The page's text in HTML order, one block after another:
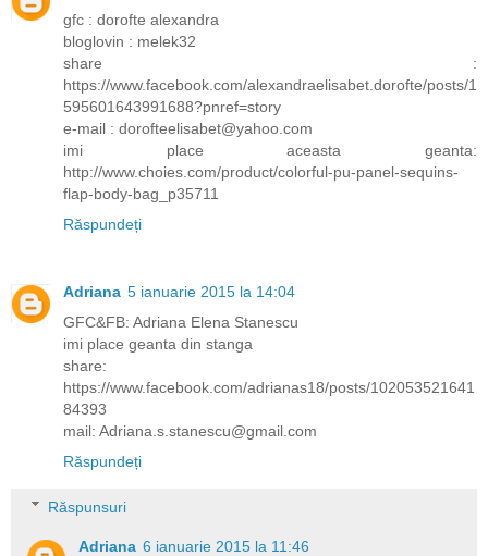
gfc : dorofte alexandra
bloglovin : melek32
share :
https://www.facebook.com/alexandraelisabet.dorofte/posts/1
595601643991688?pnref=story
e-mail : dorofteelisabet@yahoo.com
imi place aceasta geanta:
http://www.choies.com/product/colorful-pu-panel-sequins-
flap-body-bag_p35711
Răspundeți
Adriana 5 ianuarie 2015 la 14:04
GFC&FB: Adriana Elena Stanescu
imi place geanta din stanga
share:
https://www.facebook.com/adrianas18/posts/102053521641
84393
mail: Adriana.s.stanescu@gmail.com
Răspundeți
Răspunsuri
Adriana 6 ianuarie 2015 la 11:46